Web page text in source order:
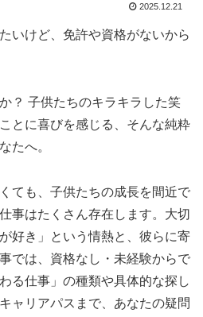
2025.12.21
いけど、免許や資格がないから
？ 子供たちのキラキラした笑
とに喜びを感じる、そんな純粋
たへ。
ても、子供たちの成長を間近で
事はたくさん存在します。大切
好き」という情熱と、彼らに寄
では、資格なし・未経験からで
る仕事」の種類や具体的な探し
ャリアパスまで、あなたの疑問